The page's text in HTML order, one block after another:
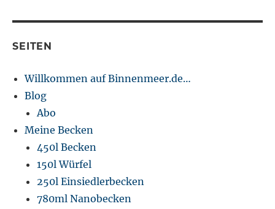
SEITEN
Willkommen auf Binnenmeer.de…
Blog
Abo
Meine Becken
450l Becken
150l Würfel
250l Einsiedlerbecken
780ml Nanobecken